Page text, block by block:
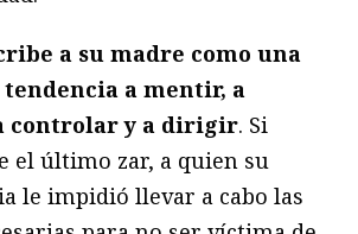
a su madre como una
a mentir, a
controlar y a dirigir. Si
el último zar, a quien su
le impidió llevar a cabo las